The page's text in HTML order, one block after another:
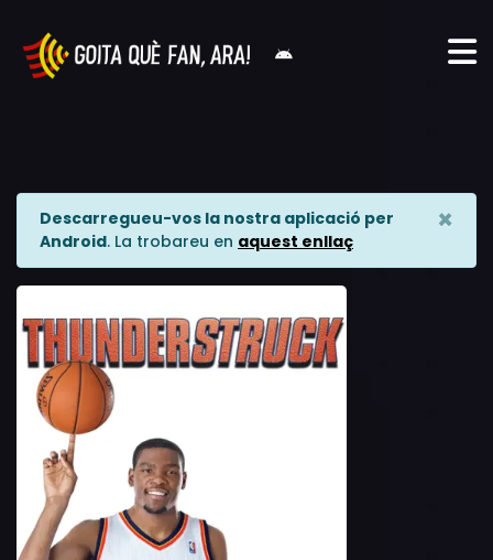
Descarregueu-vos la nostra aplicació per
Android. La trobareu en aquest enllaç
×